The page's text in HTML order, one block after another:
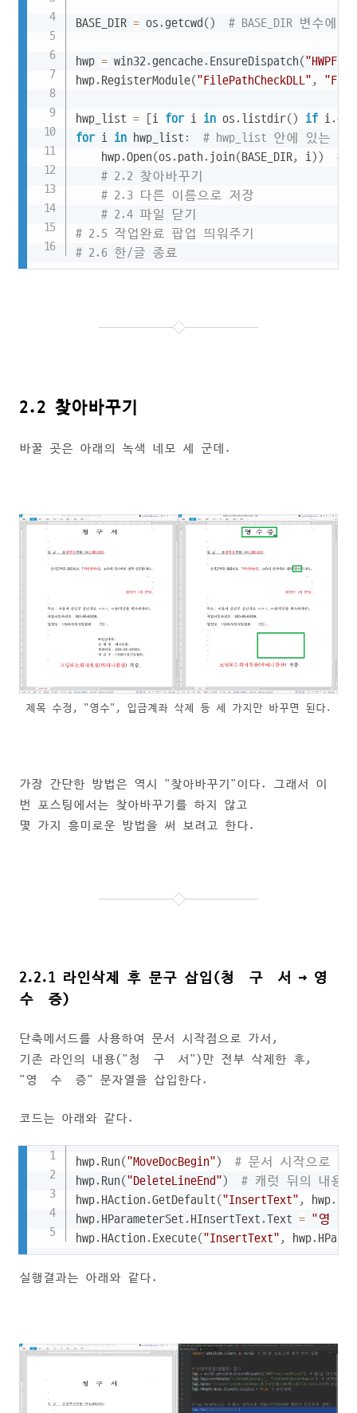
BASE_DIR = os.getcwd() # BASE_DIR 변수에
hwp = win32.gencache. EnsureDispatch(
hwp. RegisterModule("FilePathCheckDLL" ,
hwp_list = [i for i in os. listdir() if i.
for i in hwp_list :
# hwp_list 안에 있는 원
    hwp
.Open(os. path. join(BASE_DIR, i))
#
# 2.2 찾아바꾸기
# 2.3 다른 이름으로 저장
# 2.4 파일 닫기
# 2.5 작업완료 팝업 띄워주기
# 2.6 한/글 종료
2.2 찾아바꾸기
바꿀 곳은 아래의 녹색 네모 세 군데.
제목 수정, "영수", 입금계좌 삭제 등 세 가지만 바꾸면 된다.
가장 간단한 방법은 역시 "찾아바꾸기"이다. 그래서 이
번 포스팅에서는 찾아바꾸기를 하지 않고
몇 가지 흥미로운 방법을 써 보려고 한다.
2.2.1 라인삭제 후 문구 삽입(청 구 서 → 영
수 증)
단축메서드를 사용하여 문서 시작점으로 가서,
기존 라인의 내용("청 구 서")만 전부 삭제한 후,
"영 수 증" 문자열을 삽입한다.
코드는 아래와 같다.
hwp. Run("MoveDocBegin")
# 문서 시작으로 이
hwp. Run("DeleteLineEnd")
# 캐럿 뒤의 내용
hwp. HAction.GetDefault("InsertText" , hwp.
hwp. HParameterSet. HInsertText.Text = "영
hwp. HAction. Execute("InsertText" , hwp.
Copy
실행결과는 아래와 같다.